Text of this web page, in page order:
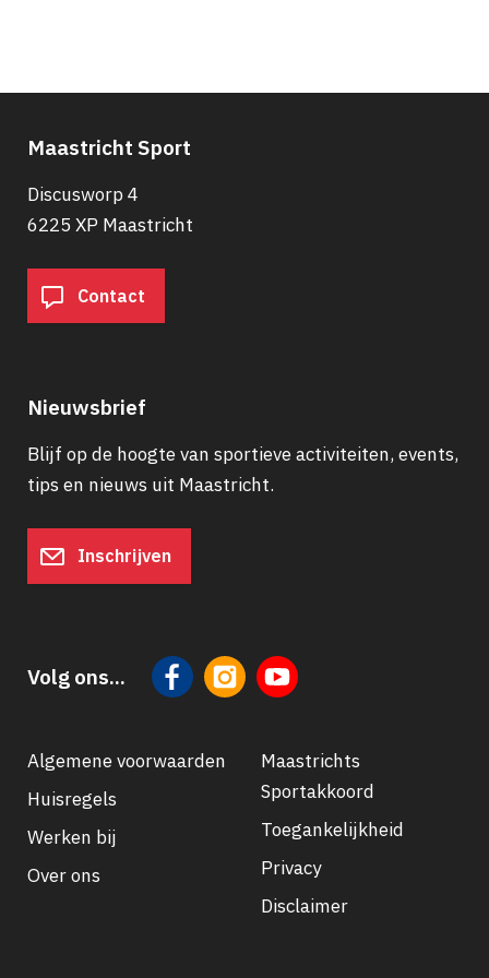
Maastricht Sport
Discusworp 4
6225 XP Maastricht
Contact
Nieuwsbrief
Blijf op de hoogte van sportieve activiteiten, events,
tips en nieuws uit Maastricht.
Inschrijven
Volg ons...
Footer
navigatie
Algemene voorwaarden
Huisregels
Werken bij
Over ons
Maastrichts
Sportakkoord
Toegankelijkheid
Privacy
Disclaimer